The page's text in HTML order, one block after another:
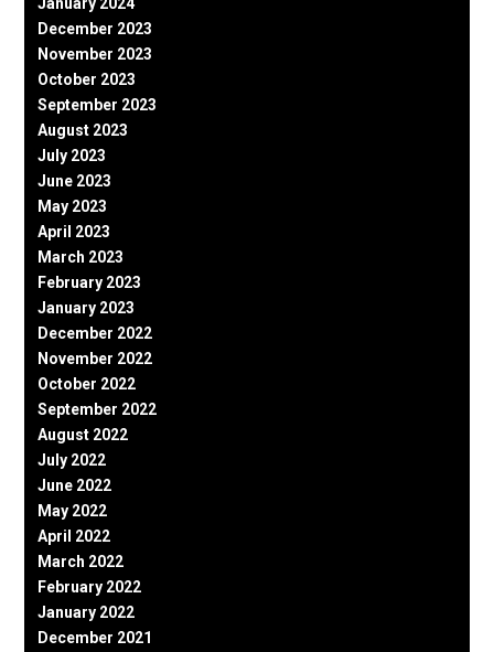
December 2023
November 2023
October 2023
September 2023
August 2023
July 2023
June 2023
May 2023
April 2023
March 2023
February 2023
January 2023
December 2022
November 2022
October 2022
September 2022
August 2022
July 2022
June 2022
May 2022
April 2022
March 2022
February 2022
January 2022
December 2021